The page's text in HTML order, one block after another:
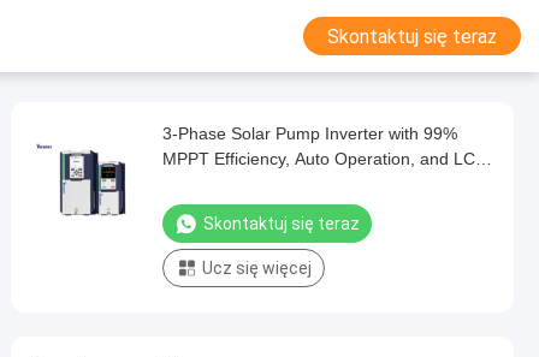
Skontaktuj się teraz
3-Phase Solar Pump Inverter with 99%
MPPT Efficiency, Auto Operation, and LCD
Skontaktuj się teraz
Ucz się więcej